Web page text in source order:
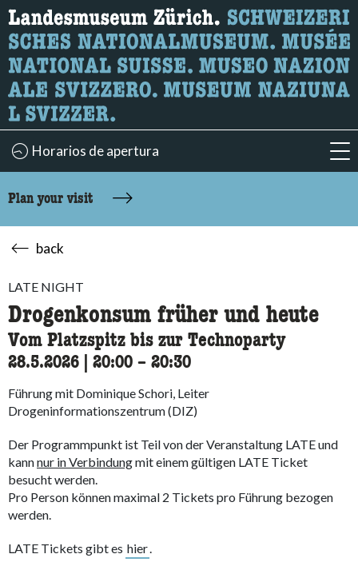
What are you looking for?
Here you can search for content on the page.
Horarios de apertura
Plan your visit
back
LATE NIGHT
Drogenkonsum früher und heute
Vom Platzspitz bis zur Technoparty
28.5.2026 20:00 accessibility.time_to
– 20:30
Führung mit Dominique Schori, Leiter
Drogeninformationszentrum (DIZ)
Der Programmpunkt ist Teil von der Veranstaltung LATE und
kannnur in Verbindungmit einem gültigen LATE Ticket
besucht werden.
Pro Person können maximal 2 Tickets pro Führung bezogen
werden.
LATE Tickets gibt es hier.